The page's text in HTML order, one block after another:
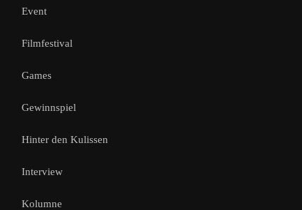
Event
Filmfestival
Games
Gewinnspiel
Hinter den Kulissen
Interview
Kolumne